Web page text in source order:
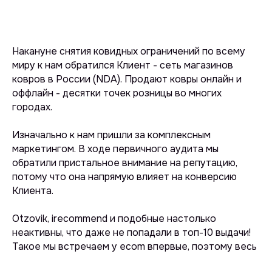
Накануне снятия ковидных ограничений по всему
миру к нам обратился Клиент - сеть магазинов
ковров в России (NDA). Продают ковры онлайн и
оффлайн - десятки точек розницы во многих
городах.
Изначально к нам пришли за комплексным
маркетингом. В ходе первичного аудита мы
обратили пристальное внимание на репутацию,
потому что она напрямую влияет на конверсию
Клиента.
Otzovik, irecommend и подобные настолько
неактивны, что даже не попадали в топ-10 выдачи!
Такое мы встречаем у ecom впервые, поэтому весь